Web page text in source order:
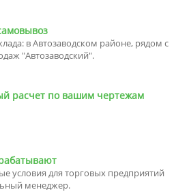
в Автозаводском районе, рядом с
"Автозаводский".
расчет по вашим чертежам
условия для торговых предприятий
менеджер.